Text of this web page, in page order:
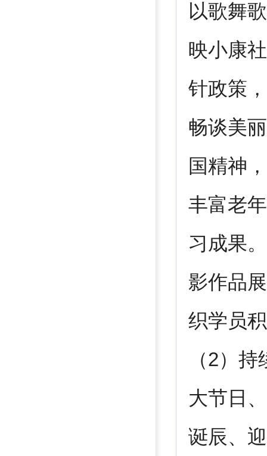
以歌舞
映小康
针政策
畅谈美
国精神
丰富老
习成果
影作品
织学员
（2）
大节日
诞辰、